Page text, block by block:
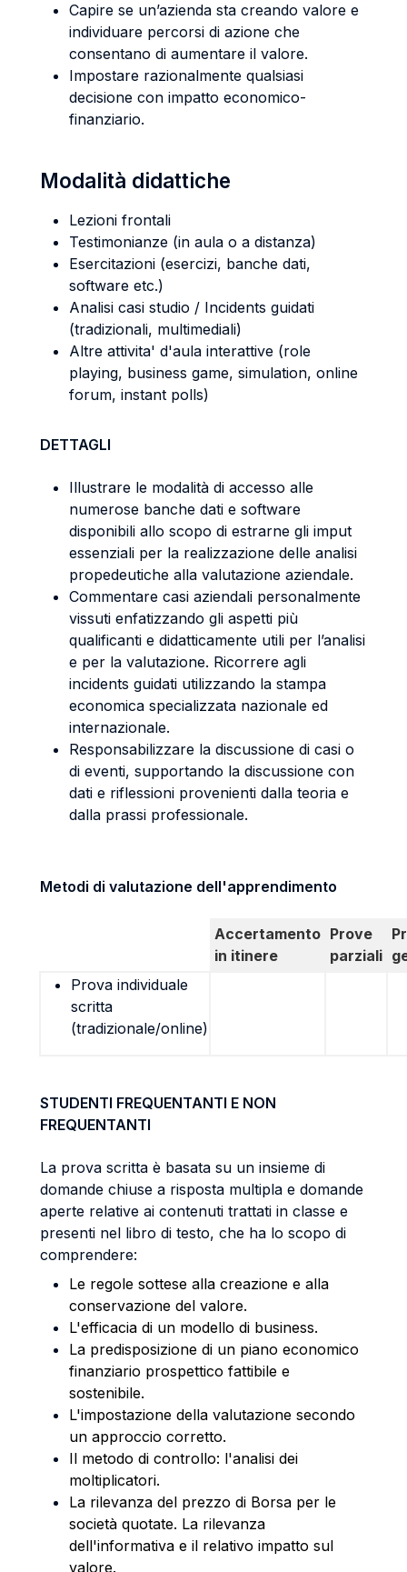
Capire se un’azienda sta creando valore e
individuare percorsi di azione che
consentano di aumentare il valore.
Impostare razionalmente qualsiasi
decisione con impatto economico-
finanziario.
Modalità didattiche
Lezioni frontali
Testimonianze (in aula o a distanza)
Esercitazioni (esercizi, banche dati,
software etc.)
Analisi casi studio / Incidents guidati
(tradizionali, multimediali)
Altre attivita' d'aula interattive (role
playing, business game, simulation, online
forum, instant polls)
DETTAGLI
Illustrare le modalità di accesso alle
numerose banche dati e software
disponibili allo scopo di estrarne gli imput
essenziali per la realizzazione delle analisi
propedeutiche alla valutazione aziendale.
Commentare casi aziendali personalmente
vissuti enfatizzando gli aspetti più
qualificanti e didatticamente utili per l’analisi
e per la valutazione. Ricorrere agli
incidents guidati utilizzando la stampa
economica specializzata nazionale ed
internazionale.
Responsabilizzare la discussione di casi o
di eventi, supportando la discussione con
dati e riflessioni provenienti dalla teoria e
dalla prassi professionale.
Metodi di valutazione dell'apprendimento
Accertamento
in itinere
Prove
parziali
Prova individuale
scritta
(tradizionale/online)
STUDENTI FREQUENTANTI E NON
FREQUENTANTI
La prova scritta è basata su un insieme di
domande chiuse a risposta multipla e domande
aperte relative ai contenuti trattati in classe e
presenti nel libro di testo, che ha lo scopo di
comprendere:
Le regole sottese alla creazione e alla
conservazione del valore.
L'efficacia di un modello di business.
La predisposizione di un piano economico
finanziario prospettico fattibile e
sostenibile.
L'impostazione della valutazione secondo
un approccio corretto.
Il metodo di controllo: l'analisi dei
moltiplicatori.
La rilevanza del prezzo di Borsa per le
società quotate. La rilevanza
dell'informativa e il relativo impatto sul
valore.